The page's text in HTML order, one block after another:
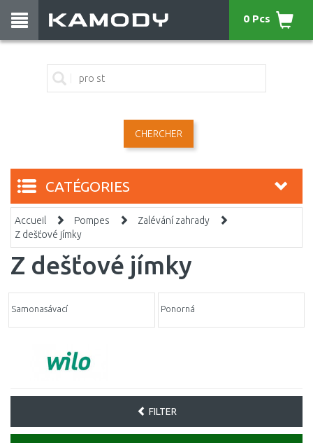
CHERCHER
0 Pcs
CATÉGORIES
Accueil Pompes
Zalévání zahrady
Z dešťové jímky
Z dešťové jímky
Samonasávací Ponorná
FILTER